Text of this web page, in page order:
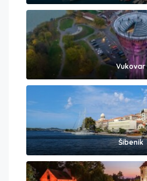
Vukovar
Šibenik